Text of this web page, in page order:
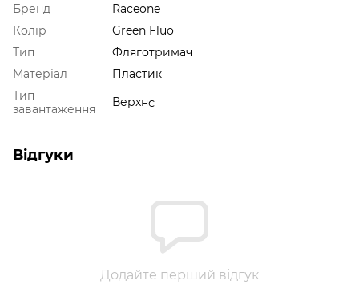
Бренд
Raceone
Колір
Green Fluo
Тип
Фляготримач
Матеріал
Пластик
Тип
завантаження
Верхнє
Відгуки
Додайте перший відгук